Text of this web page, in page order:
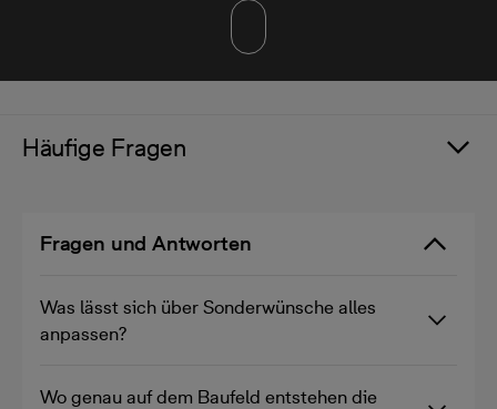
Häufige Fragen
Fragen und Antworten
Was lässt sich über Sonderwünsche alles
anpassen?
Wo genau auf dem Baufeld entstehen die